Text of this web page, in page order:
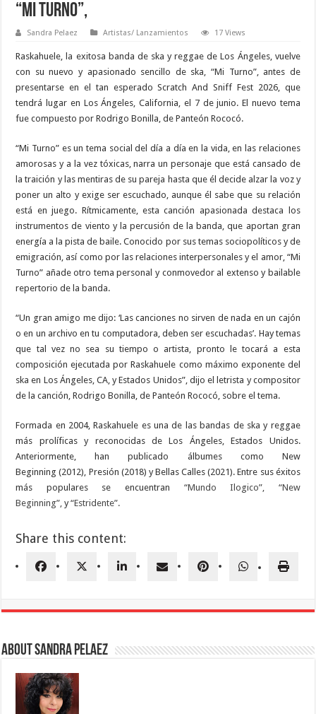
“Mi Turno”,
Sandra Pelaez Artistas/ Lanzamientos 17 Views
Raskahuele , la exitosa banda de ska y reggae de Los Ángeles, vuelve
con su nuevo y apasionado sencillo de ska, “Mi Turno”, antes de
presentarse en el tan esperado Scratch And Sniff Fest 2026, que
tendrá lugar en Los Ángeles, California, el 7 de junio. El nuevo tema
fue compuesto por Rodrigo Bonilla, de Panteón Rococó.
“Mi Turno” es un tema social del día a día en la vida, en las relaciones
amorosas y a la vez tóxicas, narra un personaje que está cansado de
la traición y las mentiras de su pareja hasta que él decide alzar la voz y
poner un alto y exige ser escuchado, aunque él sabe que su relación
está en juego. Rítmicamente, esta canción apasionada destaca los
instrumentos de viento y la percusión de la banda, que aportan gran
energía a la pista de baile. Conocido por sus temas sociopolíticos y de
emigración, así como por las relaciones interpersonales y el amor, “Mi
Turno” añade otro tema personal y conmovedor al extenso y bailable
repertorio de la banda.
“Un gran amigo me dijo: ‘Las canciones no sirven de nada en un cajón
o en un archivo en tu computadora, deben ser escuchadas’. Hay temas
que tal vez no sea su tiempo o artista, pronto le tocará a esta
composición ejecutada por Raskahuele como máximo exponente del
ska en Los Ángeles, CA, y Estados Unidos”, dijo el letrista y compositor
de la canción, Rodrigo Bonilla, de Panteón Rococó, sobre el tema.
Formada en 2004, Raskahuele es una de las bandas de ska y reggae
más prolíficas y reconocidas de Los Ángeles, Estados Unidos.
Anteriormente, han publicado álbumes como New
Beginning (2012), Presión (2018) y Bellas Calles (2021). Entre sus éxitos
más populares se encuentran “Mundo Ilogico”,
“New
Beginning”, y“Estridente”.
Share this content:
About Sandra Pelaez